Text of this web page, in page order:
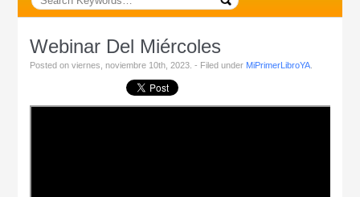
Webinar Del Miércoles
Posted on viernes, noviembre 10th, 2023. - Filed under MiPrimerLibroYA